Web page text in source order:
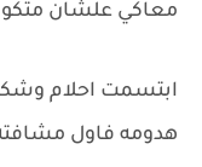
معاكي علشان
ابتسمت احلام
هدومه فاول